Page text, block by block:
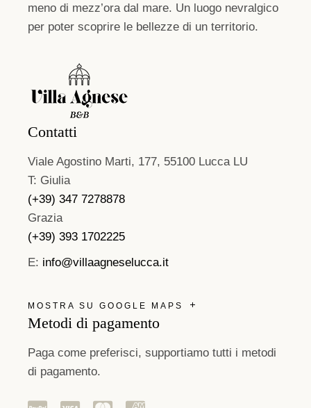
meno di mezz’ora dal mare. Un luogo nevralgico
per poter scoprire le bellezze di un territorio.
Contatti
Viale Agostino Marti, 177, 55100 Lucca LU
T: Giulia
(+39) 347 7278878
Grazia
(+39) 393 1702225
E: info@villaagneselucca.it
MOSTRA SU GOOGLE MAPS
Metodi di pagamento
Paga come preferisci, supportiamo tutti i metodi
di pagamento.